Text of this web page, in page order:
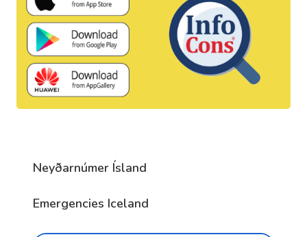
Neyðarnúmer Ísland
Emergencies Iceland